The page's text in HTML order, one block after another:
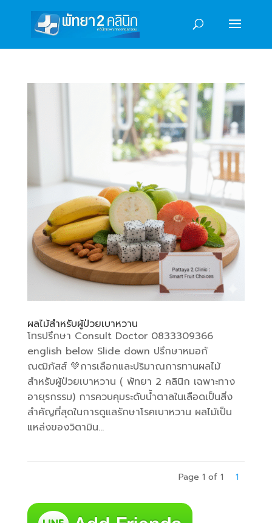
ผลไม้สำหรับผู้ป่วยเบาหวาน
โทรปรึกษา Consult Doctor 0833309366
english below Slide down ปรึกษาหมอกั
ณฒิภัสส์ 💚การเลือกและปริมาณการทานผลไม้
สำหรับผู้ป่วยเบาหวาน ( พัทยา 2 คลินิก เฉพาะทาง
อายุรกรรม) การควบคุมระดับน้ำตาลในเลือดเป็นสิ่ง
สำคัญที่สุดในการดูแลรักษาโรคเบาหวาน ผลไม้เป็น
แหล่งของวิตามิน...
Page 1 of 1 1